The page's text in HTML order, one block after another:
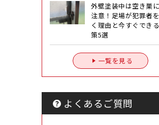
外壁塗装中は空き巣
注意！足場が犯罪者
く理由と今すぐでき
策5選
一覧を見る
よくあるご質問